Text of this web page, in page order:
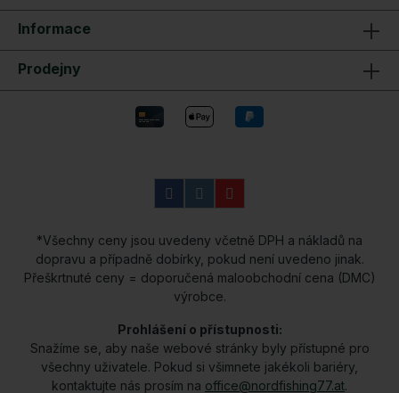
Informace
Prodejny
*Všechny ceny jsou uvedeny včetně DPH a nákladů na
dopravu a případně dobírky, pokud není uvedeno jinak.
Přeškrtnuté ceny = doporučená maloobchodní cena (DMC)
výrobce.
Prohlášení o přístupnosti:
Snažíme se, aby naše webové stránky byly přístupné pro
všechny uživatele. Pokud si všimnete jakékoli bariéry,
kontaktujte nás prosím na office@nordfishing77.at.